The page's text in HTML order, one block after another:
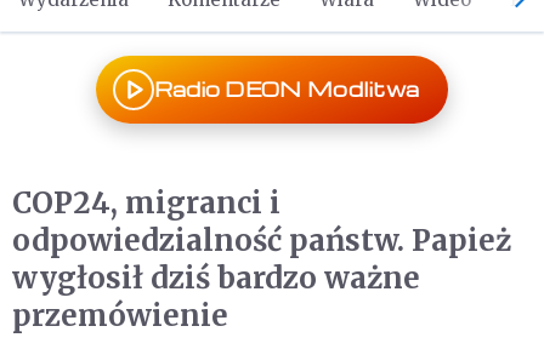
Radio DEON Modlitwa
COP24, migranci i
odpowiedzialność państw. Papież
wygłosił dziś bardzo ważne
przemówienie